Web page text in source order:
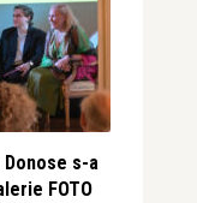
Donose s-a
FOTO